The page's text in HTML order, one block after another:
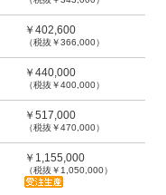
￥402,600
（税抜￥366,000）
￥440,000
（税抜￥400,000）
￥517,000
（税抜￥470,000）
￥1,155,000
（税抜￥1,050,000）